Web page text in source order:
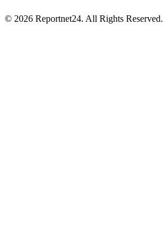
© 2026 Reportnet24. All Rights Reserved.